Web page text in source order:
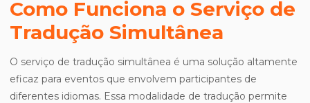
Como Funciona o Serviço de
Tradução Simultânea
O serviço de tradução simultânea é uma solução altamente
eficaz para eventos que envolvem participantes de
diferentes idiomas. Essa modalidade de tradução permite